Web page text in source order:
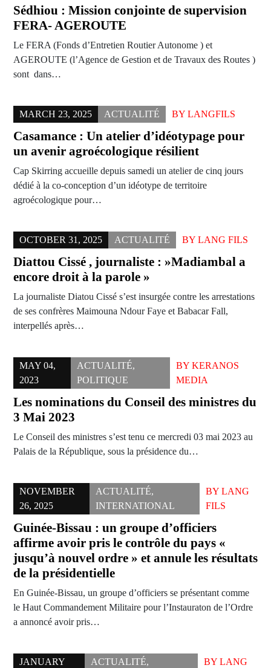
Sédhiou : Mission conjointe de supervision
FERA- AGEROUTE
Le FERA (Fonds d’Entretien Routier Autonome ) et
AGEROUTE (l’Agence de Gestion et de Travaux des Routes )
sont dans…
MARCH 23, 2025 ACTUALITÉ BY LANGFILS
Casamance : Un atelier d’idéotypage pour
un avenir agroécologique résilient
Cap Skirring accueille depuis samedi un atelier de cinq jours
dédié à la co-conception d’un idéotype de territoire
agroécologique pour…
OCTOBER 31, 2025 ACTUALITÉ BY LANG FILS
Diattou Cissé , journaliste : »Madiambal a
encore droit à la parole »
La journaliste Diatou Cissé s’est insurgée contre les arrestations
de ses confrères Maimouna Ndour Faye et Babacar Fall,
interpellés après…
MAY 04,
2023
ACTUALITÉ,
POLITIQUE
BY KERANOS
MEDIA
Les nominations du Conseil des ministres du
3 Mai 2023
Le Conseil des ministres s’est tenu ce mercredi 03 mai 2023 au
Palais de la République, sous la présidence du…
NOVEMBER
26, 2025
ACTUALITÉ,
INTERNATIONAL
BY LANG
FILS
Guinée-Bissau : un groupe d’officiers
affirme avoir pris le contrôle du pays «
jusqu’à nouvel ordre » et annule les résultats
de la présidentielle
‎En Guinée-Bissau, un groupe d’officiers se présentant comme
le Haut Commandement Militaire pour l’Instauraton de l’Ordre
a annoncé avoir pris…
JANUARY
ACTUALITÉ,
BYLANG